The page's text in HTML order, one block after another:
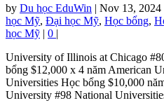
by Du học EduWin | Nov 13, 2024
học Mỹ, Đại học Mỹ, Học bổng,
học Mỹ | 0 |
University of Illinois at Chicago
bổng $12,000 x 4 năm American
Universities Học bổng $10,000
University #98 National